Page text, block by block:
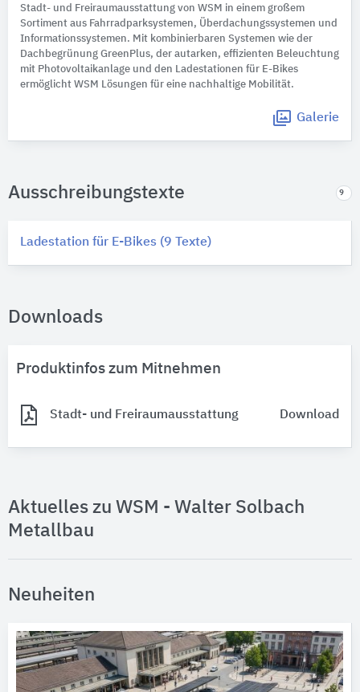
Stadt- und Freiraumausstattung von WSM in einem großem
Sortiment aus Fahrradparksystemen, Überdachungssystemen und
Informationssystemen. Mit kombinierbaren Systemen wie der
Dachbegrünung GreenPlus, der autarken, effizienten Beleuchtung
mit Photovoltaikanlage und den Ladestationen für E-Bikes
ermöglicht WSM Lösungen für eine nachhaltige Mobilität.
Galerie
Ausschreibungstexte 9
Ladestation für E-Bikes (9 Texte)
Downloads
Produktinfos zum Mitnehmen
Stadt- und Freiraumausstattung Download
Aktuelles zu WSM - Walter Solbach
Metallbau
Neuheiten